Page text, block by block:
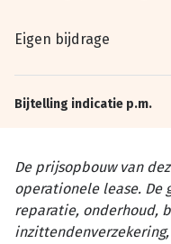
Eigen bijdrage
Bijtelling indicatie p.m.
De prijsopbouw van
operationele lease. De
reparatie, onderhoud,